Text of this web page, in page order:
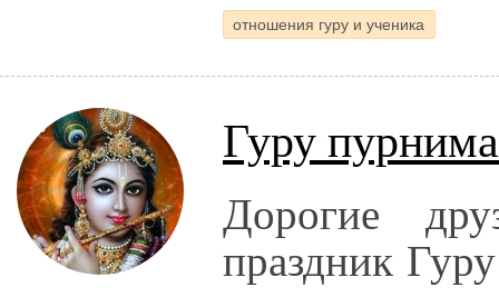
отношения гуру и ученика
Гуру пурнима
Дорогие
праздник